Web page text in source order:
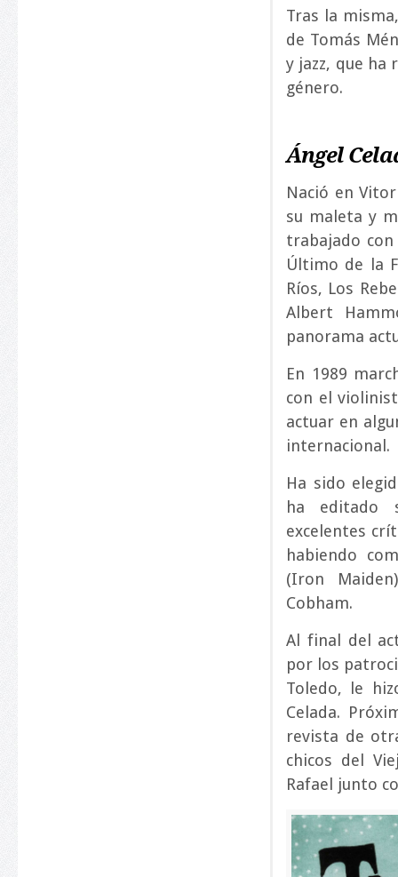
Tras la
de Tomás
y jazz, que ha
género.
Ángel
Nació en
su maleta y
trabajado con
Último de la
Ríos, Los
Albert
panorama
En 1989
con el
actuar en
internacional.
Ha sido
ha editado
excelentes
habiendo
(Iron
Cobham.
Al final del
por los
Toledo, le
Celada.
revista de
chicos del
Rafael junto